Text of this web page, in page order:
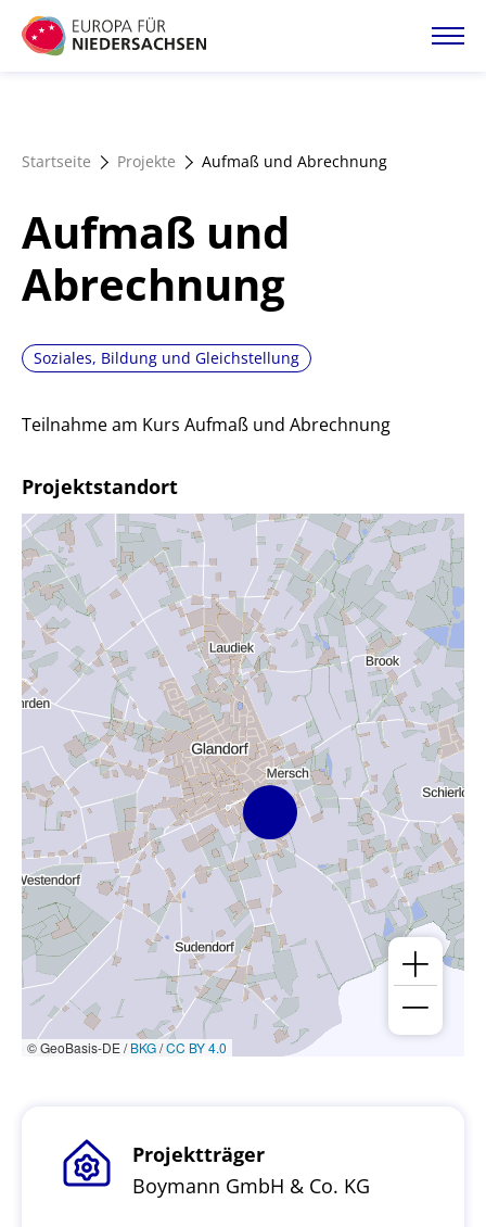
Direkt
zum
Förderangebote
Startseite Projekte Aufmaß und Abrechnung
Aufmaß und
Abrechnung
Soziales, Bildung und Gleichstellung
Teilnahme am Kurs Aufmaß und Abrechnung
Projektstandort
© GeoBasis-DE /BKG/CC BY 4.0
Projektträger
Boymann GmbH & Co. KG